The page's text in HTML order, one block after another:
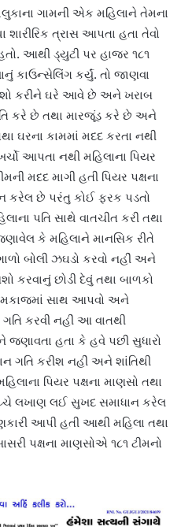
ગામની એક મહિલાને તેમના
શારીરિક ત્રાસ આપતા હતા તેવો
આથી ડ્યુટી પર હાજર ૧૮૧
કાઉન્સેલિંગ કર્યું. તો જાણવા
કરીને ઘરે આવે છે અને ખરાબ
કરે છે તથા મારજૂંડ કરે છે અને
ઘરના કામમાં મદદ કરતા નથી
આપતા નથી મહિલાના પિયર
મદદ માગી હતી પિયર પક્ષના
કરેલ છે પરંતુ કોઈ ફરક પડતો
પતિ સાથે વાતચીત કરી તથા
કે મહિલાને માનસિક રીતે
બોલી ઝઘડો કરવો નહીં અને
કરવાનું છોડી દેવું તથા બાળકો
સાથ આપવો અને
કરવી નહીં આ વાતથી
હતા કે હવે પછી સુધારો
ગતિ કરીશ નહીં અને શાંતિથી
પિયર પક્ષના માણસો તથા
લખાણ લઈ સુખદ સમાધાન કરેલ
આપી હતી આથી મહિલા તથા
પક્ષના માણસોએ ૧૮૧ ટીમનો